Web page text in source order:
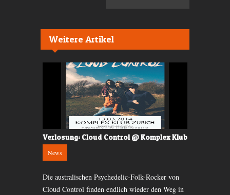
Weitere Artikel
Verlosung: Cloud Control @ Komplex Klub
News
Die australischen Psychedelic-Folk-Rocker von
Cloud Control finden endlich wieder den Weg in